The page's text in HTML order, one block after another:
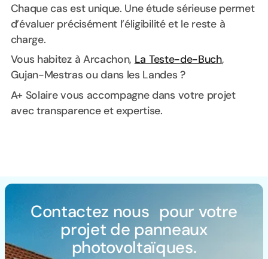
Chaque cas est unique. Une étude sérieuse permet
d’évaluer précisément l’éligibilité et le reste à
charge.
Vous habitez à Arcachon, La Teste-de-Buch,
Gujan-Mestras ou dans les Landes ?
A+ Solaire vous accompagne dans votre projet
avec transparence et expertise.
Contactez nous pour votre
projet de panneaux
photovoltaïques.